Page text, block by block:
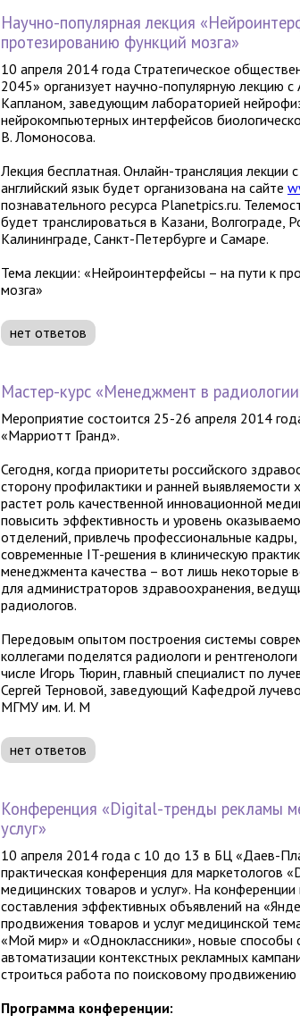
Научно-популярная лекция
протезированию функций мозга»
10 апреля 2014 года Стратегическое
2045» организует научно-популярную лекцию
Капланом, заведующим лабораторией
нейрокомпьютерных интерфейсов
В. Ломоносова.
Лекция бесплатная. Онлайн-трансляция
английский язык будет организована на сайте
познавательного ресурса Planetpics.ru.
будет транслироваться в Казани, Волгограде,
Калининграде, Санкт-Петербурге и Самаре.
Тема лекции: «Нейроинтерфейсы – на пути к
мозга»
нет ответов
Мастер-курс «Менеджмент в
Мероприятие состоится 25-26 апреля 2014
«Марриотт Гранд».
Сегодня, когда приоритеты российского
сторону профилактики и ранней выявляемости
растет роль качественной инновационной
повысить эффективность и уровень
отделений, привлечь профессиональные кадры,
современные IT-решения в клиническую
менеджмента качества – вот лишь некоторые
для администраторов здравоохранения,
радиологов.
Передовым опытом построения системы
коллегами поделятся радиологи и
числе Игорь Тюрин, главный специалист по
Сергей Терновой, заведующий Кафедрой
МГМУ им. И. М
нет ответов
Конференция «Digital-тренды рекламы
услуг»
10 апреля 2014 года с 10 до 13 в БЦ «Даев-
практическая конференция для маркетологов
медицинских товаров и услуг». На
составления эффективных объявлений на
продвижения товаров и услуг медицинской
«Мой мир» и «Одноклассники», новые способы
автоматизации контекстных рекламных
строиться работа по поисковому продвижению
Программа конференции: